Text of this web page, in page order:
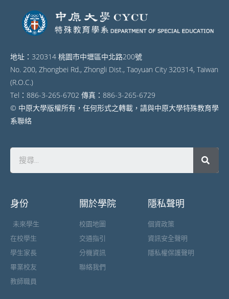
地址：320314 桃園市中壢區中北路200號
No. 200, Zhongbei Rd., Zhongli Dist., Taoyuan City 320314, Taiwan
(R.O.C.)
Tel：886-3-265-6702 傳真：886-3-265-6729
© 中原大學版權所有，任何形式之轉載，請與中原大學特殊教育學
系聯絡
身份
未來學生
在校學生
學生家長
畢業校友
教師職員
關於學院
校園地圖
交通指引
分機資訊
聯絡我們
隱私聲明
個資政策
資訊安全聲明
隱私權保護聲明